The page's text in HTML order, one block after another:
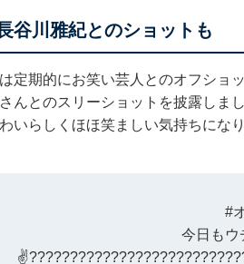
谷川雅紀とのショットも
定期的にお笑い芸人とのオフショ
んとのスリーショットを披露しま
いらしくほほ笑ましい気持ちにな
#
今日もウ